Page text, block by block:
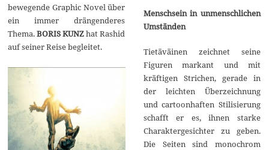
bewegende Graphic Novel über
ein immer drängenderes
Thema.BORIS KUNZhat Rashid
auf seiner Reise begleitet.
Menschsein in unmenschlichen
Umständen
Tietäväinen zeichnet seine
Figuren markant und mit
kräftigen Strichen, gerade in
der leichten Überzeichnung
und cartoonhaften Stilisierung
schafft er es, ihnen starke
Charaktergesichter zu geben.
Die Seiten sind monochrom